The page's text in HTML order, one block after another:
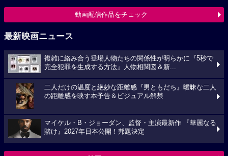
動画配信作品をチェック
最新映画ニュース
複雑に絡み合う登場人物たちの関係性が明らかに『5秒で
完全犯罪を生成する方法』人物相関図＆新...
二人だけの温度と絶妙な距離感『男ともだち』曖昧な二人
の距離感を映す本予告＆ビジュアル解禁
マイケル・B・ジョーダン、監督・主演最新作 『華麗なる
賭け』2027年日本公開！邦題決定